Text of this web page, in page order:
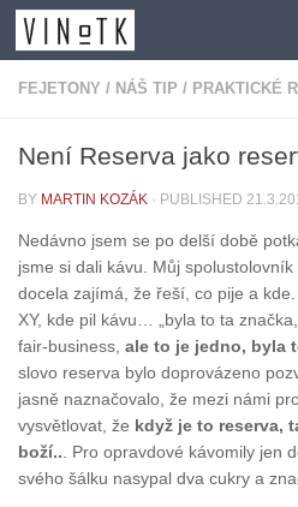
Skip to content
FEJETONY / NÁŠ TIP / PRAKTICKÉ
Není Reserva jako
BY MARTIN KOZÁK · PUBLISHED
Nedávno jsem se po delší době
jsme si dali kávu. Můj
docela zajímá, že řeší, co pije a
XY, kde pil kávu… „byla to ta
fair-business, ale to je jedno, byla
slovo reserva bylo doprovázeno
jasně naznačovalo, že mezi námi
vysvětlovat, že když je to reserva,
boží... Pro opravdové kávomily jen
svého šálku nasypal dva cukry a